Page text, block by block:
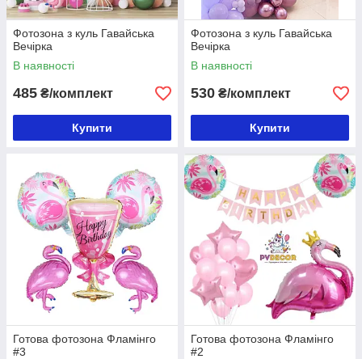
Фотозона з куль Гавайська
Вечірка
В наявності
485 ₴/комплект
Купити
Фотозона з куль Гавайська
Вечірка
В наявності
530 ₴/комплект
Купити
Готова фотозона Фламінго
#3
Готова фотозона Фламінго
#2